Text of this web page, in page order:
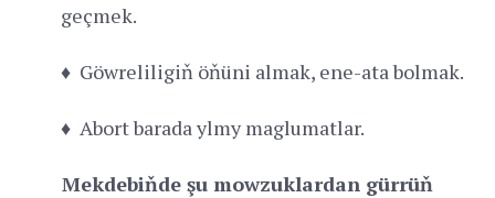
geçmek.
♦ Göwreliligiň öňüni almak, ene-ata bolmak.
♦ Abort barada ylmy maglumatlar.
Mekdebiňde şu mowzuklardan gürrüň